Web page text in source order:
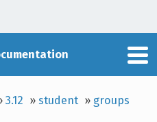
3.12 »student » groups